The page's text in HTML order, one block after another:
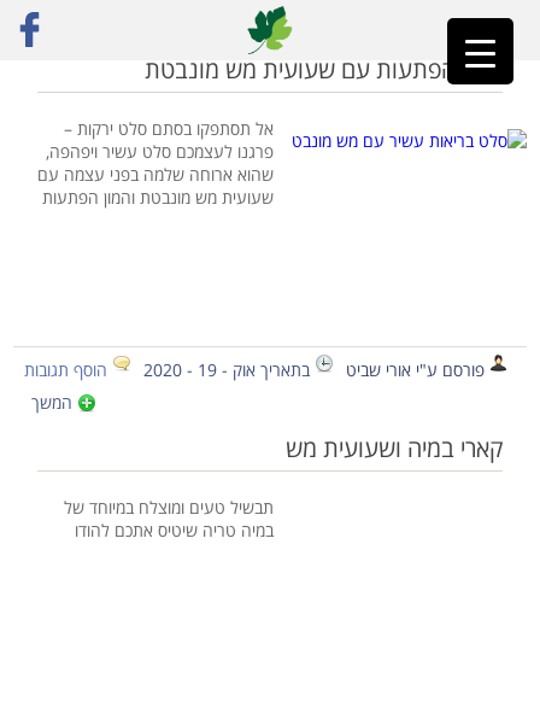
ראשי»שעועית מש
סלט הפתעות עם שעועית מש מונבטת
אל תסתפקו בסתם סלט ירקות –
פרגנו לעצמכם סלט עשיר ויפהפה,
שהוא ארוחה שלמה בפני עצמה עם
שעועית מש מונבטת והמון הפתעות
פורסם ע"י אורי שביט בתאריך אוק - 19 - 2020
הוסף תגובות
המשך
קארי במיה ושעועית מש
תבשיל טעים ומוצלח במיוחד של
במיה טריה שיטיס אתכם להודו